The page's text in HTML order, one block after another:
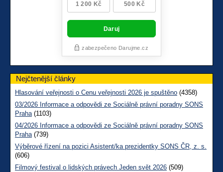
Nejčtenější články
Hlasování veřejnosti o Cenu veřejnosti 2026 je spuštěno (4358)
03/2026 Informace a odpovědi ze Sociálně právní poradny SONS
Praha(1103)
04/2026 Informace a odpovědi ze Sociálně právní poradny SONS
Praha(739)
Výběrové řízení na pozici Asistent/ka prezidentky SONS ČR, z. s.
(606)
Filmový festival o lidských právech Jeden svět 2026 (509)